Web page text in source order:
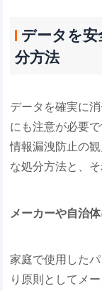
データを
分方法
データを確実に
にも注意が必要
情報漏洩防止の
な処分方法と、
メーカーや自治
家庭で使用した
り原則としてメ